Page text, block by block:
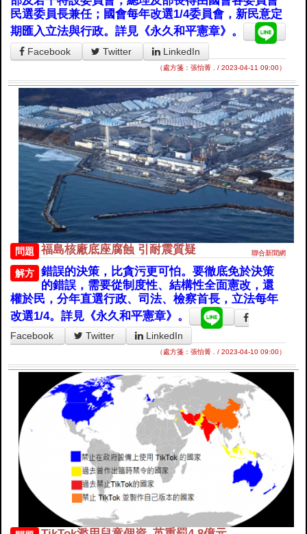
民選委員長兼任；國會每年改選1/4委員會，新民意定
期匯入立法與行政。詳見《永久和平憲章》。
Facebook Twitter LinkedIn
（處方箋：張怡菁 . / 2023-04-11 09:00）
問題 福島核廠底座腐蝕 引耐震質疑 聯合新聞網
解方
錯誤的決策，比貪污更可怕。要徹底免於決策
的錯誤，需要從制度性、結構性全面憲改，還
權於民，分年直選行政、司法、檢察首長，立法每年
改選1/4。詳見《永久和平憲章》。
Facebook Twitter LinkedIn
（處方箋：張怡菁 . / 2023-04-10 09:00）